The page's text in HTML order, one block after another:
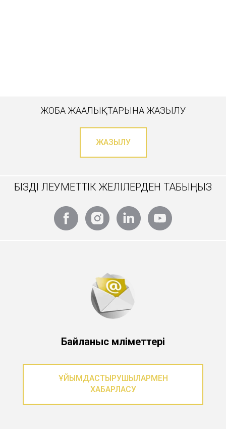
ЖОБА ЖАҢАЛЫҚТАРЫНА ЖАЗЫЛУ
ЖАЗЫЛУ
БІЗДІ ӘЛЕУМЕТТІК ЖЕЛІЛЕРДЕН ТАБЫҢЫЗ
Байланыс мәліметтері
ҰЙЫМДАСТЫРУШЫЛАРМЕН
ХАБАРЛАСУ